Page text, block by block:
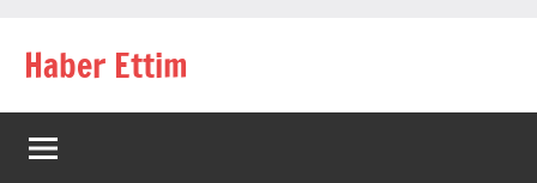
Haber Ettim